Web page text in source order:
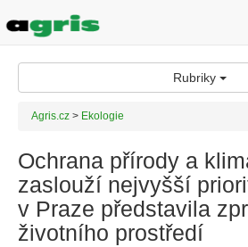
Rubriky
Agris.cz > Ekologie
Ochrana přírody a
zaslouží nejvyšší
v Praze představila
životního prostředí